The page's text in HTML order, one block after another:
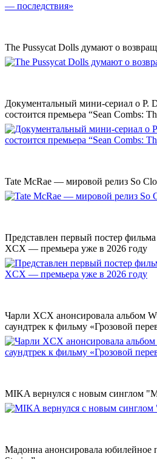
The Pussycat Dolls думают о
Документальный мини-сериал о P.
состоится премьера “Sean Combs:
Tate McRae — мировой релиз So
Представлен первый постер
XCX — премьера уже в 2026 году
Чарли XCX анонсировала альбом
саундтрек к фильму «Грозовой
MIKA вернулся с новым синглом
Мадонна анонсировала юбилейное